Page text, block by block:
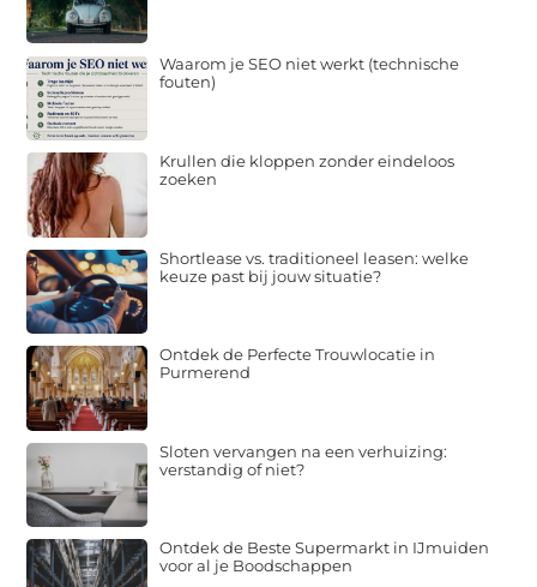
Waarom je SEO niet werkt (technische
fouten)
Krullen die kloppen zonder eindeloos
zoeken
Shortlease vs. traditioneel leasen: welke
keuze past bij jouw situatie?
Ontdek de Perfecte Trouwlocatie in
Purmerend
Sloten vervangen na een verhuizing:
verstandig of niet?
Ontdek de Beste Supermarkt in IJmuiden
voor al je Boodschappen